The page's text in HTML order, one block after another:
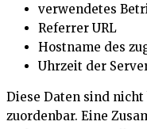
verwendetes
Referrer URL
Hostname des
Uhrzeit der
Diese Daten sind
zuordenbar. Eine